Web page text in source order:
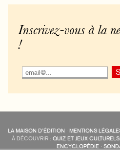
Inscrivez-vous à la
!
LA MAISON D’ÉDITION · MENTIONS
À DÉCOUVRIR : QUIZ ET JEUX CULTURELS
ENCYCLOPÉDIE·